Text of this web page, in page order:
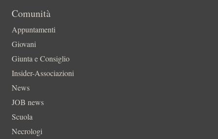
Comunità
Appuntamenti
Giovani
Giunta e Consiglio
Insider-Associazioni
News
JOB news
Scuola
Necrologi